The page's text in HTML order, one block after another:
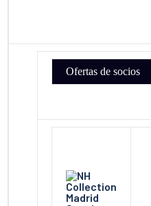
Ofertas de socios